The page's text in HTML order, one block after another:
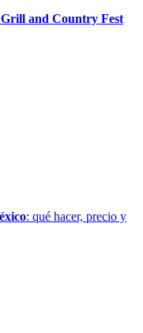
Grill and Country Fest
: qué hacer, precio y